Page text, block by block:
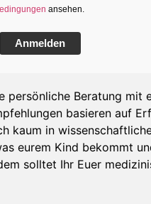
ansehen.
Anmelden
persönliche Beratung mit
basieren auf
kaum in
eurem Kind bekommt
solltet Ihr Euer